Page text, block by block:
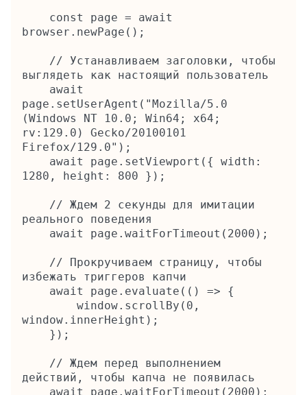
browser.newPage();
выглядеть как настоящий пользователь
page.setUserAgent("Mozilla/5.0
(Windows NT 10.0; Win64; x64;
rv:129.0) Gecko/20100101
Firefox/129.0");
1280, height: 800 });
реального поведения
избежать триггеров капчи
window.innerHeight);
действий, чтобы капча не появилась